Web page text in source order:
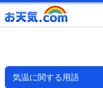
気温に関する用語